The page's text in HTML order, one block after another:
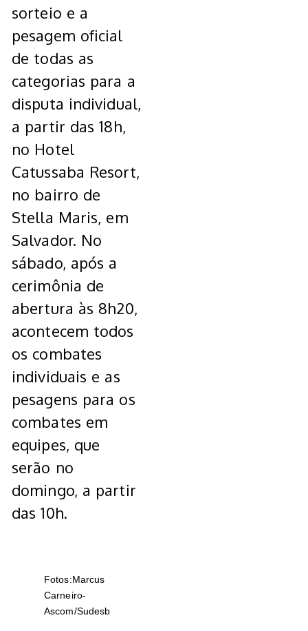
sorteio e a
pesagem oficial
de todas as
categorias para a
disputa individual,
a partir das 18h,
no Hotel
Catussaba Resort,
no bairro de
Stella Maris, em
Salvador. No
sábado, após a
cerimônia de
abertura às 8h20,
acontecem todos
os combates
individuais e as
pesagens para os
combates em
equipes, que
serão no
domingo, a partir
das 10h.
Fotos:Marcus
Carneiro-
Ascom/Sudesb